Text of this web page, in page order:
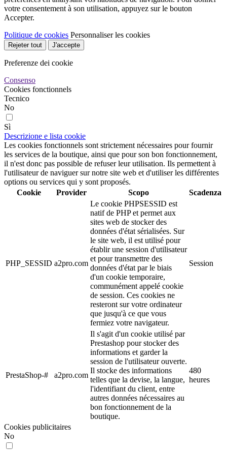
votre consentement à son utilisation, appuyez sur le bouton
Accepter.
Politique de cookies Personnaliser les cookies
Rejeter tout J'accepte
Preferenze dei cookie
Consenso
Cookies fonctionnels
Tecnico
No
Sì
Descrizione e lista cookie
Les cookies fonctionnels sont strictement nécessaires pour fournir
les services de la boutique, ainsi que pour son bon fonctionnement,
il n'est donc pas possible de refuser leur utilisation. Ils permettent à
l'utilisateur de naviguer sur notre site web et d'utiliser les différentes
options ou services qui y sont proposés.
Cookie
Provider Scopo Scadenza
PHP_SESSID a2pro.com
Le cookie PHPSESSID est
natif de PHP et permet aux
sites web de stocker des
données d'état sérialisées. Sur
le site web, il est utilisé pour
établir une session d'utilisateur
et pour transmettre des
données d'état par le biais
d'un cookie temporaire,
communément appelé cookie
de session. Ces cookies ne
resteront sur votre ordinateur
que jusqu'à ce que vous
fermiez votre navigateur.
Session
PrestaShop-# a2pro.com
Il s'agit d'un cookie utilisé par
Prestashop pour stocker des
informations et garder la
session de l'utilisateur ouverte.
Il stocke des informations
telles que la devise, la langue,
l'identifiant du client, entre
autres données nécessaires au
bon fonctionnement de la
boutique.
480
heures
Cookies publicitaires
No